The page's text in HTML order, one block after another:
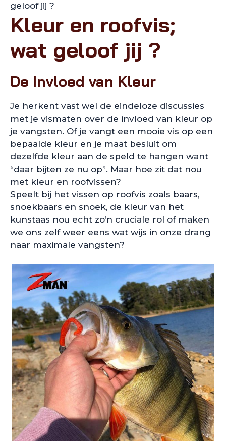
geloof jij ?
Kleur en roofvis;
wat geloof jij ?
De Invloed van Kleur
Je herkent vast wel de eindeloze discussies
met je vismaten over de invloed van kleur op
je vangsten. Of je vangt een mooie vis op een
bepaalde kleur en je maat besluit om
dezelfde kleur aan de speld te hangen want
“daar bijten ze nu op”. Maar hoe zit dat nou
met kleur en roofvissen?
Speelt bij het vissen op roofvis zoals baars,
snoekbaars en snoek, de kleur van het
kunstaas nou echt zo’n cruciale rol of maken
we ons zelf weer eens wat wijs in onze drang
naar maximale vangsten?